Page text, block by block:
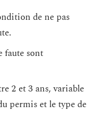
de ne pas
faute sont
2 et 3 ans, variable
permis et le type de